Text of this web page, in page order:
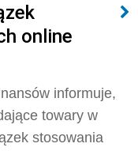
online
informuje,
towary w
stosowania